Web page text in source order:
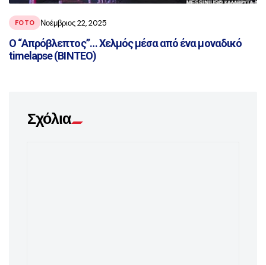
FOTO Νοέμβριος 22, 2025
O “Απρόβλεπτος”… Χελμός μέσα από ένα μοναδικό
timelapse (ΒΙΝΤΕΟ)
Σχόλια